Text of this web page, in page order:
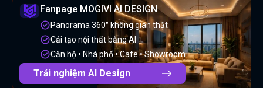
Fanpage MOGIVI AI DESIGN
Panorama 360° không gian thật
Cải tạo nội thất bằng AI
Căn hộ • Nhà phố • Cafe • Showroom
Trải nghiệm AI Design